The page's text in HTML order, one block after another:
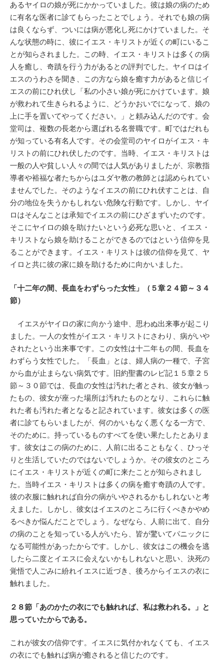
あるヤイロの娘が死にかかっていました。彼は娘の病のため
に有名な医者に診てもらったことでしょう。それでも娘の病
は良くならず、ついには病が悪化し死にかけていました。そ
んな状態の時に、彼にイエス・キリストが近くの町にいるこ
とが知らされました。この時、イエス・キリストは多くの病
人を癒し、奇蹟を行う力があるとの評判でした。ヤイロはイ
エスのうわさを聞き、この方なら娘を癒す力があると信じイ
エスの前にひれ伏し「私の小さい娘が死にかけています。娘
が救われて生きられるように、どうかおいでになって、娘の
上に手を置いてやってください。」と頼み込んだのです。会
堂司は、複数の長老から選ばれる名誉職です。町ではだれも
が知っている有名人です。その会堂司のヤイロがイエス・キ
リストの前にひれ伏したのです。当時、イエス・キリストは
一般の人や貧しい人々の間では人気がありましたが、宗教指
導者や裕福な者たちからはユダヤ教の教師とは認められてい
ませんでした。そのようなイエスの前にひれ伏すことは、自
分の地位を失うかもしれない危険な行動です。しかし、ヤイ
ロはそんなことは承知でイエスの前にひざまずいたのです。
そこにヤイロの娘を助けたいという必死な思いと、イエス・
キリストなら娘を助けることができるのではという信仰を見
ることができます。イエス・キリストは彼の信仰を見て、ヤ
イロと共に彼の家に娘を助けるために向かいました。
「十二年の間、長血をわずらった女性」（５章２４節～３４
節）
イエスがヤイロの家に向かう途中、思わぬ出来事が起こり
ました。一人の女性がイエス・キリストにさわり、病がいや
されたという出来事です。この女性は十二年もの間、長血を
わずらう女性でした。「長血」とは、婦人病の一種で、子宮
から血が止まらない病気です。旧約聖書のレビ記１５章２５
節～３０節では、長血の女性は汚れた者とされ、彼女が触っ
たもの、彼女が座った場所は汚れたものとなり、これらに触
れた者も汚れた者となると記されています。彼女は多くの医
者に診てもらいましたが、何のかいもなく悪くなる一方で、
そのために。持っているものすべてを使い果たしたとありま
す。彼女はこの病のために、人前に出ることもなく、ひっそ
りと生活していたのではないでしょうか。その彼女のところ
にイエス・キリストが近くの町に来たことが知らされまし
た。当時イエス・キリストは多くの病を癒す奇蹟の人です。
彼の衣服に触れれば自分の病がいやされるかもしれないと考
えました。しかし、彼女はイエスのところに行くべきかやめ
るべきか悩んだことでしょう。なぜなら、人前に出て、自分
の病のことを知っている人がいたら、皆が驚いてパニックに
なる可能性があったからです。しかし、彼女はこの機会を逃
したら二度とイエスに会えないかもしれないと思い、決死の
覚悟で人ごみに紛れイエスに近づき、後ろからイエスの衣に
触れました。
２８節「あのかたの衣にでも触れれば、私は救われる。」と
思っていたからである。
これが彼女の信仰です。イエスに気付かれなくても、イエス
の衣にでも触れば病が癒されると信じたのです。